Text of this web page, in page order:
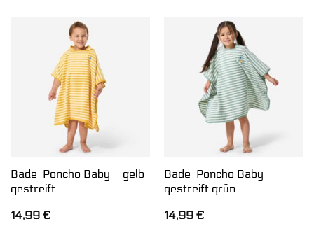
Bade-Poncho Baby – gelb
gestreift
14,99 €
Bade-Poncho Baby –
gestreift grün
14,99 €